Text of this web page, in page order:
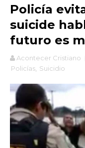
Policía
suicide
futuro es
Acontecer Cristiano
Policías Suicidio